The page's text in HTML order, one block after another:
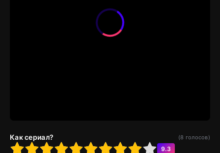
Как сериал? (8 голосов)
5 6 7 8 9 10 9.3